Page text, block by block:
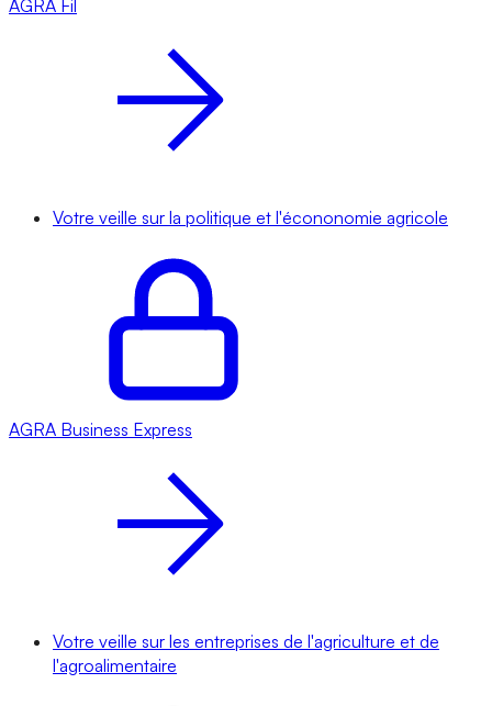
AGRA Fil
Votre veille sur la politique et l'écononomie agricole
AGRA Business Express
Votre veille sur les entreprises de l'agriculture et de
l'agroalimentaire